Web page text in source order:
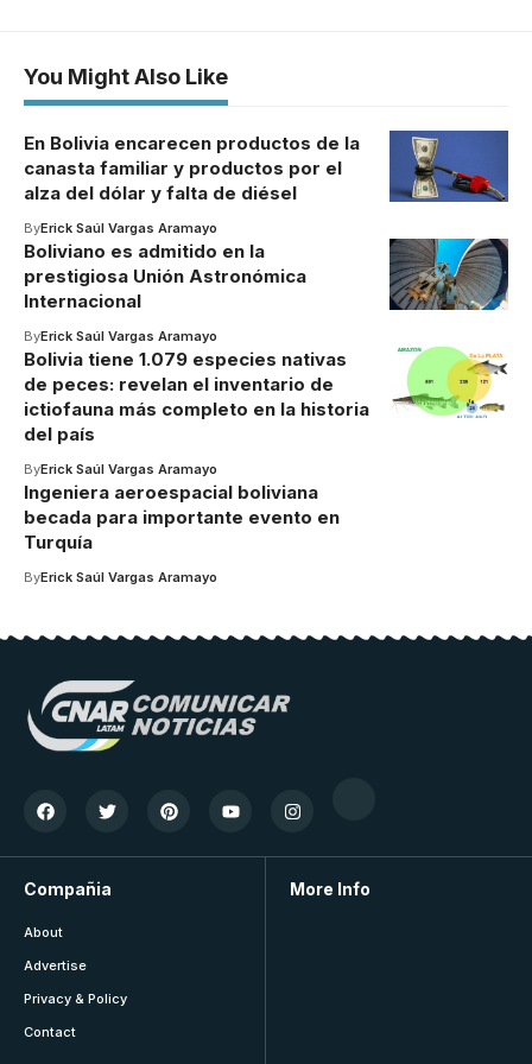
You Might Also Like
En Bolivia encarecen productos de la
canasta familiar y productos por el
alza del dólar y falta de diésel
ByErick Saúl Vargas Aramayo
Boliviano es admitido en la
prestigiosa Unión Astronómica
Internacional
ByErick Saúl Vargas Aramayo
Bolivia tiene 1.079 especies nativas
de peces: revelan el inventario de
ictiofauna más completo en la historia
del país
ByErick Saúl Vargas Aramayo
Ingeniera aeroespacial boliviana
becada para importante evento en
Turquía
ByErick Saúl Vargas Aramayo
Compañia
About
Advertise
Privacy & Policy
Contact
More Info